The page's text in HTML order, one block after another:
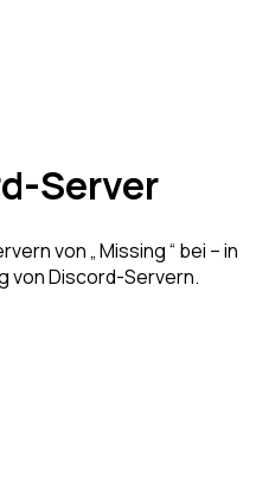
Server
von „ Missing “ bei – in
von Discord-Servern.